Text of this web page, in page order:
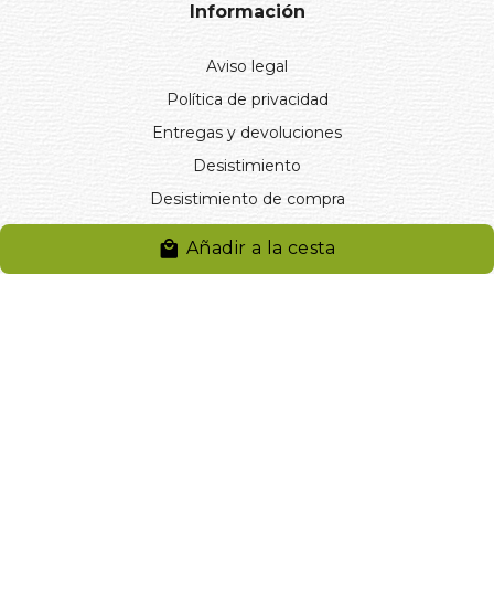
Añadir a la cesta
Información
Aviso legal
Política de privacidad
Entregas y devoluciones
Desistimiento
Desistimiento de compra